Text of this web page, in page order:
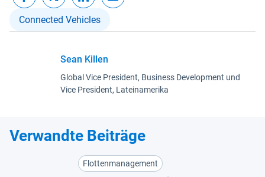
Connected Vehicles
Sean Killen
Global Vice President, Business Development und
Vice President, Lateinamerika
Verwandte Beiträge
Flottenmanagement